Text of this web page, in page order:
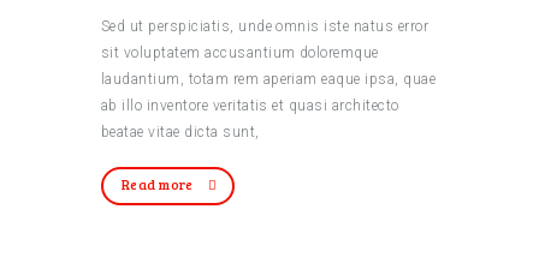
Sed ut perspiciatis, unde omnis iste natus error
sit voluptatem accusantium doloremque
laudantium, totam rem aperiam eaque ipsa, quae
ab illo inventore veritatis et quasi architecto
beatae vitae dicta sunt,
Read more